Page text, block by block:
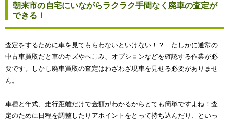
朝来市の自宅にいながらラクラク手間なく廃車の査定が
できる！
査定をするために車を見てもらわないといけない！？ たしかに通常の
中古車買取だと車のキズやへこみ、オプションなどを確認する作業が必
要です。しかし廃車買取の査定はわざわざ現車を見せる必要がありませ
ん。
車種と年式、走行距離だけで金額がわかるからとても簡単ですよね！査
定のために日程を調整したりアポイントをとって持ち込んだり、といっ